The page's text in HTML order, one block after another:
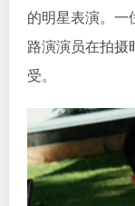
的明星表演。一
路演演员在拍
受。